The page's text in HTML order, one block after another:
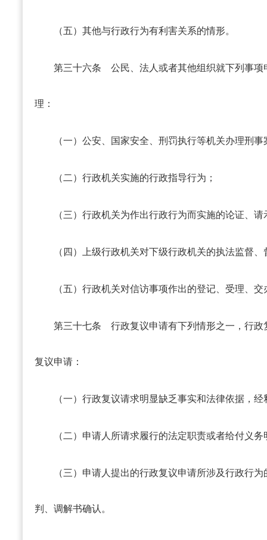
（五）其他与行政行为有利害关系的情形。
第三十六条 公民、法人或者其他组织就下列事项
理：
（一）公安、国家安全、刑罚执行等机关办理刑
（二）行政机关实施的行政指导行为；
（三）行政机关为作出行政行为而实施的论证、
（四）上级行政机关对下级行政机关的执法监督
（五）行政机关对信访事项作出的登记、受理、
第三十七条 行政复议申请有下列情形之一，行政
复议申请：
（一）行政复议请求明显缺乏事实和法律依据，
（二）申请人所请求履行的法定职责或者给付义
（三）申请人提出的行政复议申请所涉及行政行
判、调解书确认。